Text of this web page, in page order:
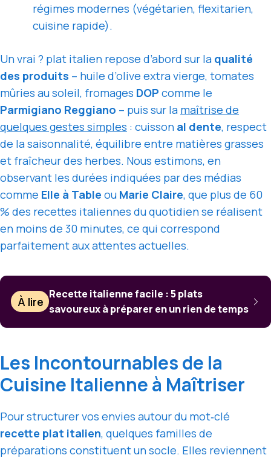
régimes modernes (végétarien, flexitarien,
cuisine rapide).
Un vrai ? plat italien repose d’abord sur la qualité
des produits – huile d’olive extra vierge, tomates
mûries au soleil, fromages DOP comme le
Parmigiano Reggiano – puis sur la maîtrise de
quelques gestes simples : cuisson al dente, respect
de la saisonnalité, équilibre entre matières grasses
et fraîcheur des herbes. Nous estimons, en
observant les durées indiquées par des médias
comme Elle à Table ou Marie Claire, que plus de 60
% des recettes italiennes du quotidien se réalisent
en moins de 30 minutes, ce qui correspond
parfaitement aux attentes actuelles.
À lire
Recette italienne facile : 5 plats
savoureux à préparer en un rien de temps
Les Incontournables de la
Cuisine Italienne à Maîtriser
Pour structurer vos envies autour du mot‑clé
recette plat italien, quelques familles de
préparations constituent un socle. Elles reviennent